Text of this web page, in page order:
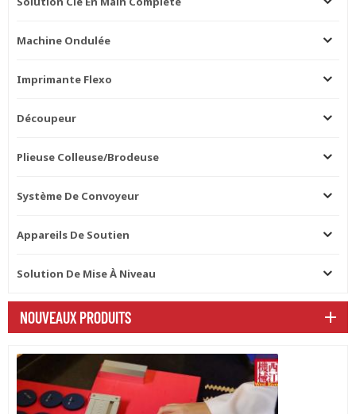
Machine Ondulée
Imprimante Flexo
Découpeur
Plieuse Colleuse/brodeuse
Système De Convoyeur
Appareils De Soutien
Solution De Mise À Niveau
NOUVEAUX PRODUITS